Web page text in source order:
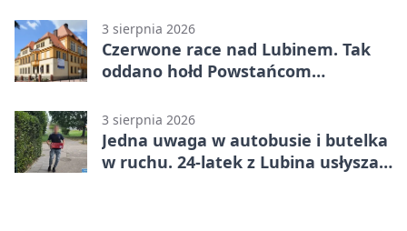
3 sierpnia 2026
Czerwone race nad Lubinem. Tak
oddano hołd Powstańcom
3 sierpnia 2026
Jedna uwaga w autobusie i butelka
w ruchu. 24-latek z Lubina usłyszał